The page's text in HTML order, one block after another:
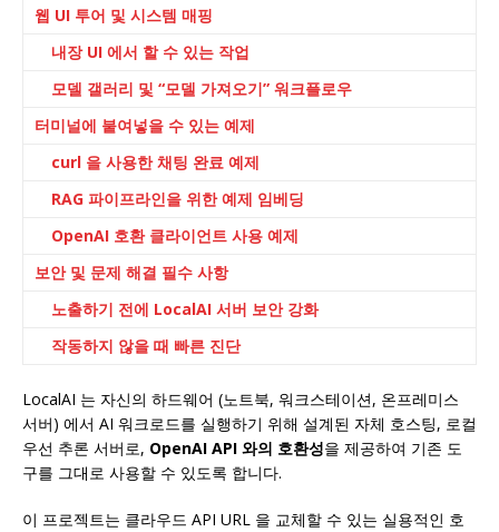
웹 UI 투어 및 시스템 매핑
내장 UI 에서 할 수 있는 작업
모델 갤러리 및 “모델 가져오기” 워크플로우
터미널에 붙여넣을 수 있는 예제
curl 을 사용한 채팅 완료 예제
RAG 파이프라인을 위한 예제 임베딩
OpenAI 호환 클라이언트 사용 예제
보안 및 문제 해결 필수 사항
노출하기 전에 LocalAI 서버 보안 강화
작동하지 않을 때 빠른 진단
LocalAI 는 자신의 하드웨어 (노트북, 워크스테이션, 온프레미스
서버) 에서 AI 워크로드를 실행하기 위해 설계된 자체 호스팅, 로컬
우선 추론 서버로, OpenAI API 와의 호환성을 제공하여 기존 도
구를 그대로 사용할 수 있도록 합니다.
이 프로젝트는 클라우드 API URL 을 교체할 수 있는 실용적인 호